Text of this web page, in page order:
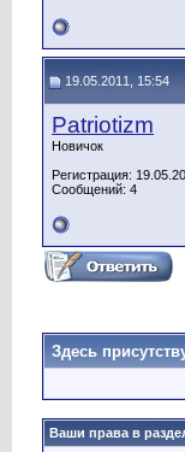
19.05.2011, 15:54
Patriotizm
Новичок
Регистрация:
Сообщений: 4
Здесь
Ваши права в